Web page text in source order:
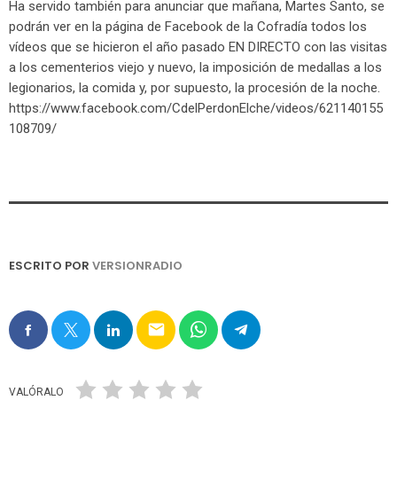
Ha servido también para anunciar que mañana, Martes Santo, se
podrán ver en la página de Facebook de la Cofradía todos los
vídeos que se hicieron el año pasado EN DIRECTO con las visitas
a los cementerios viejo y nuevo, la imposición de medallas a los
legionarios, la comida y, por supuesto, la procesión de la noche.
https://www.facebook.com/CdelPerdonElche/videos/621140155
108709/
ESCRITO POR VERSIONRADIO
email
VALÓRALO